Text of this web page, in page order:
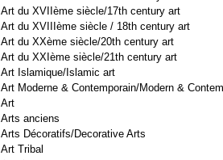
Art du XVIIème siècle/17th century art
Art du XVIIIème siècle / 18th century art
Art du XXème siècle/20th century art
Art du XXIème siècle/21th century art
Art Islamique/Islamic art
Art Moderne & Contemporain/Modern &
Art
Arts anciens
Arts Décoratifs/Decorative Arts
Art Tribal